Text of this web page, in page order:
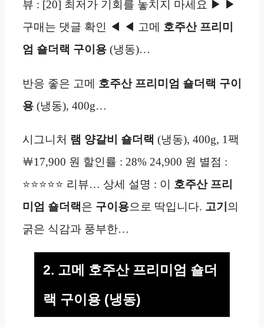
뷰 : [20] 최저가 기회를 놓치지 마세요 ▶ ▶
구매는 댓글 확인 ◀ ◀ 고메 호주산 프리미
엄 숄더랙 구이용 (냉동)…
반응 좋은 고메 호주산 프리미엄 숄더랙 구이
용 (냉동), 400g…
시그니처 램 양갈비 숄더랙 (냉동), 400g, 1팩
￦17,900 원 할인률 : 28% 24,900 원 별점 :
⭐⭐⭐⭐⭐ 리뷰… 상세 설명 : 이 호주산 프리
미엄 숄더랙은 구이용으로 딱입니다. 고기 의
굵은 식감과 풍부한…
2. 고메 호주산 프리미엄 숄더
랙 구이용 (냉동)